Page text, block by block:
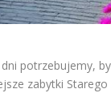
potrzebujemy,
zabytki